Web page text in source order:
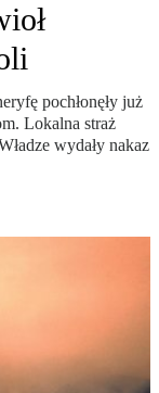
pochłonęły już
Lokalna straż
wydały nakaz